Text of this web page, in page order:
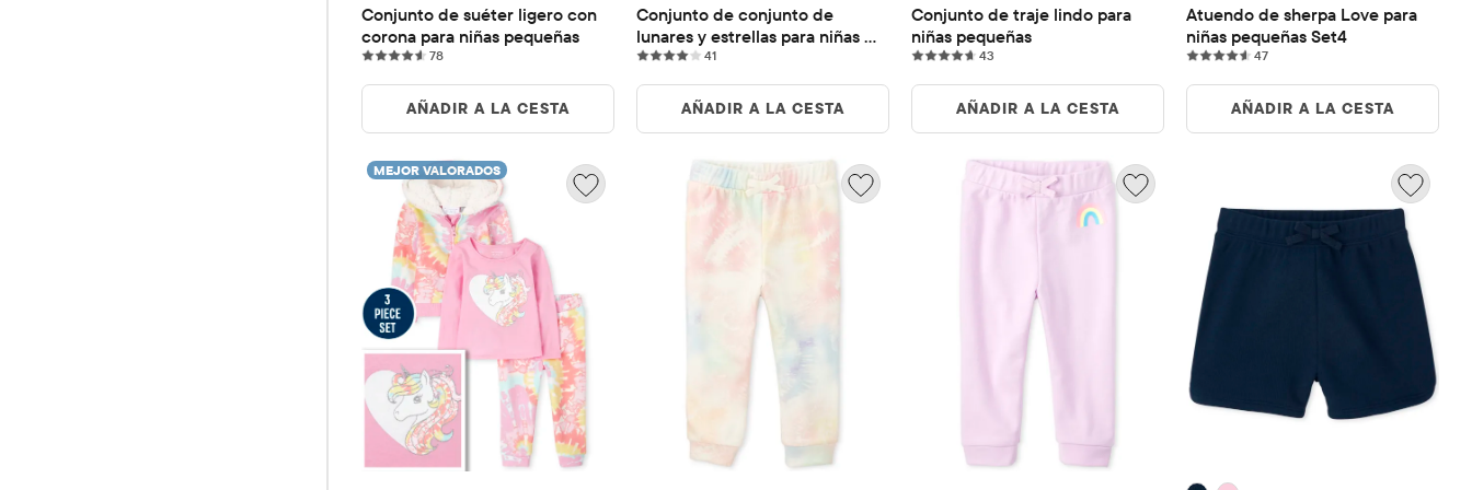
Conjunto de suéter ligero con
corona para niñas pequeñas
7878 reviews
AÑADIR A LA CESTA
Conjunto de conjunto de
lunares y estrellas para niñas
pequeñas4141 reviews
AÑADIR A LA CESTA
Conjunto de traje lindo para
niñas pequeñas
43
AÑADIR A LA CESTA
Atuendo de sherpa Love para
niñas pequeñas Set4
4747 reviews
AÑADIR A LA CESTA
MEJOR VALORADOS